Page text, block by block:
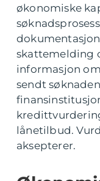
økonomiske
skattemelding
informasjon
sendt
lånetilbud.
aksepterer.